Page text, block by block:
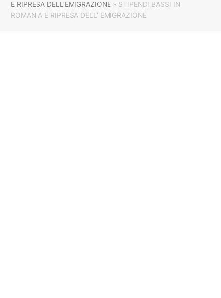
E RIPRESA DELL’EMIGRAZIONE » STIPENDI BASSI IN
ROMANIA E RIPRESA DELL’ EMIGRAZIONE